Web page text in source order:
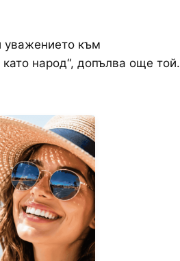
уважението към
народ“, допълва още той.